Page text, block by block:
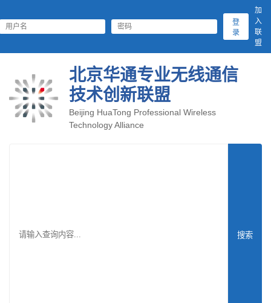
登
录
加
入
联
盟
北京华通专业无线通信
技术创新联盟
Beijing HuaTong Professional Wireless
Technology Alliance
搜索